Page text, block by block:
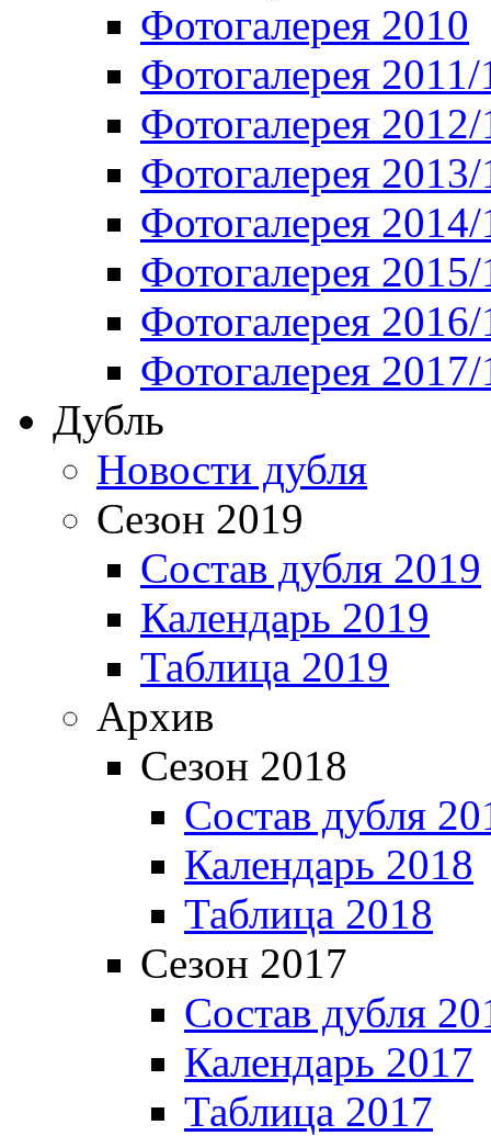
Фотогалерея 2010
Фотогалерея 2011/
Фотогалерея
Фотогалерея
Фотогалерея
Фотогалерея
Фотогалерея
Фотогалерея
Дубль
Новости дубля
Сезон 2019
Состав дубля 2019
Календарь 2019
Таблица 2019
Архив
Сезон 2018
Состав дубля
Календарь 2018
Таблица 2018
Сезон 2017
Состав дубля
Календарь 2017
Таблица 2017